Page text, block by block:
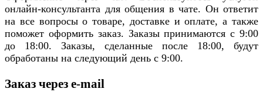
онлайн-консультанта для общения в чате. Он ответит
на все вопросы о товаре, доставке и оплате, а также
поможет оформить заказ. Заказы принимаются с 9:00
до 18:00. Заказы, сделанные после 18:00, будут
обработаны на следующий день с 9:00.
Заказ через e-mail